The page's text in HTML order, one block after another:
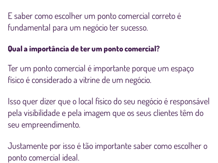
E saber como escolher um ponto comercial correto é
fundamental para um negócio ter sucesso.
Qual a importância de ter um ponto comercial?
Ter um ponto comercial é importante porque um espaço
físico é considerado a vitrine de um negócio.
Isso quer dizer que o local físico do seu negócio é responsável
pela visibilidade e pela imagem que os seus clientes têm do
seu empreendimento.
Justamente por isso é tão importante saber como escolher o
ponto comercial ideal.